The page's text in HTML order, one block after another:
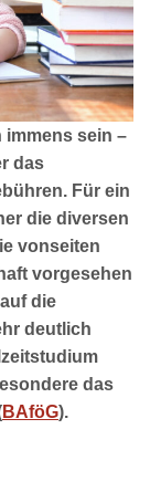
immens sein –
das
Für ein
die diversen
vonseiten
vorgesehen
die
deutlich
das
BAföG).